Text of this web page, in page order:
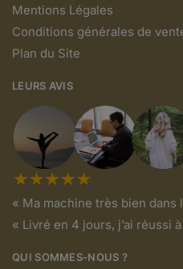
Mentions Légales
Conditions générales de
Plan du Site
LEURS AVIS
« Ma machine très bien dans
« Livré en 4 jours, j’ai réussi
QUI SOMMES-NOUS ?